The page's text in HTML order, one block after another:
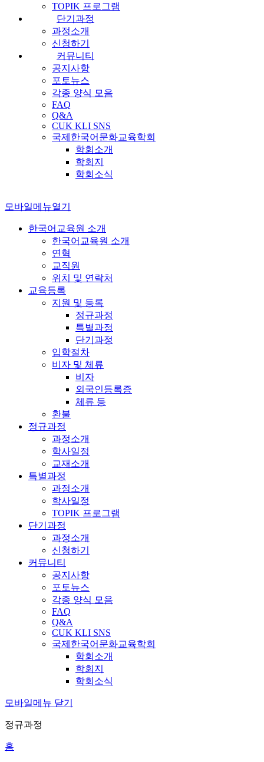
TOPIK 프로그램
단기과정
과정소개
신청하기
커뮤니티
공지사항
포토뉴스
각종 양식 모음
FAQ
Q&A
CUK KLI SNS
국제한국어문화교육학회
학회소개
학회지
학회소식
모바일메뉴열기
한국어교육원 소개
한국어교육원 소개
연혁
교직원
위치 및 연락처
교육등록
지원 및 등록
정규과정
특별과정
단기과정
입학절차
비자 및 체류
비자
외국인등록증
체류 등
환불
정규과정
과정소개
학사일정
교재소개
특별과정
과정소개
학사일정
TOPIK 프로그램
단기과정
과정소개
신청하기
커뮤니티
공지사항
포토뉴스
각종 양식 모음
FAQ
Q&A
CUK KLI SNS
국제한국어문화교육학회
학회소개
학회지
학회소식
모바일메뉴 닫기
정규과정
홈